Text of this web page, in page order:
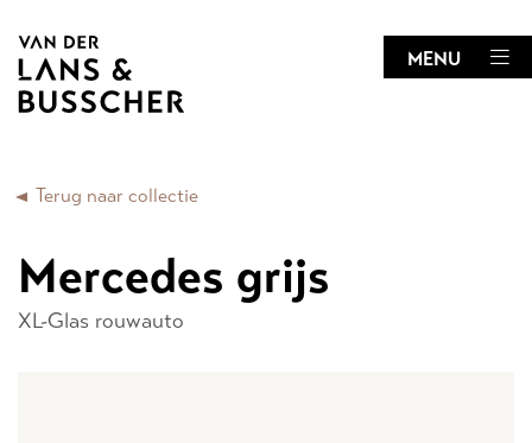
MENU
Terug naar collectie
Mercedes grijs
XL-Glas rouwauto